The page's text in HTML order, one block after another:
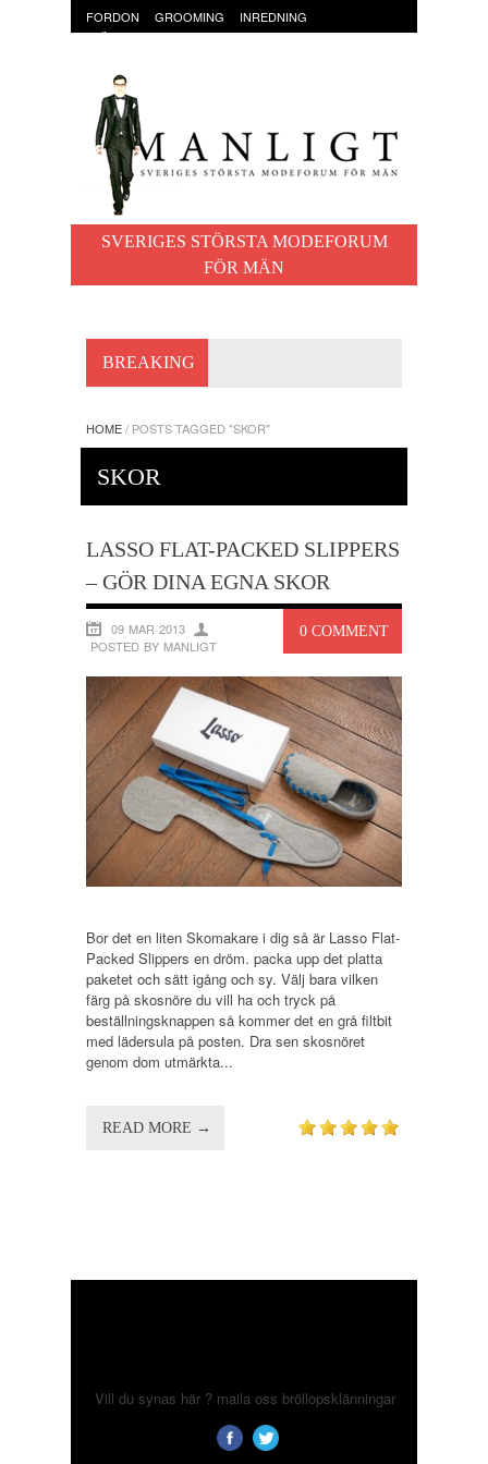
FORDON GROOMING
INREDNING
KLÄDER & ACCESSOARER
MAT OCH DRYCK
SVERIGES STÖRSTA MODEFORUM
FÖR MÄN
BREAKING
HOME/ POSTS TAGGED "SKOR"
SKOR
LASSO FLAT-PACKED SLIPPERS
– GÖR DINA EGNA SKOR
0 COMMENT
09 MAR 2013
POSTED BY MANLIGT
Bor det en liten Skomakare i dig så är Lasso Flat-
Packed Slippers en dröm. packa upp det platta
paketet och sätt igång och sy. Välj bara vilken
färg på skosnöre du vill ha och tryck på
beställningsknappen så kommer det en grå filtbit
med lädersula på posten. Dra sen skosnöret
genom dom utmärkta...
READ MORE →
Vill du synas här ? maila oss bröllopsklänningar